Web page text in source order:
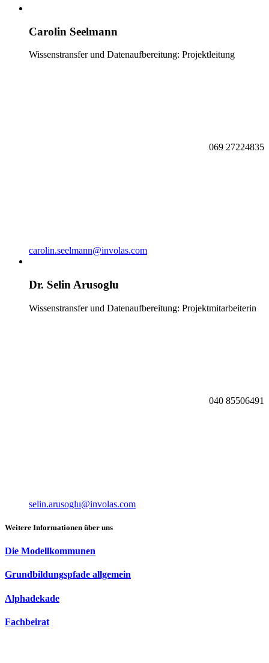
Carolin Seelmann
Wissenstransfer und Datenaufbereitung: Projektleitung
069 27224835
carolin.seelmann@involas.com
Dr. Selin Arusoglu
Wissenstransfer und Datenaufbereitung: Projektmitarbeiterin
040 85506491
selin.arusoglu@involas.com
Weitere Informationen über uns
Die Modellkommunen
Grundbildungspfade allgemein
Alphadekade
Fachbeirat